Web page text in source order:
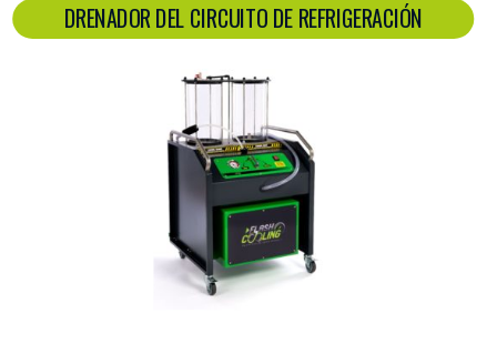
DRENADOR DEL CIRCUITO DE REFRIGERACIÓN